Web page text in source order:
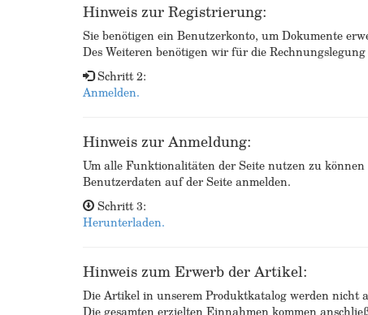
Hinweis zur Registrierung:
Sie benötigen ein Benutzerkonto, um Dokumente
Des Weiteren benötigen wir für die
Schritt 2:
Anmelden.
Hinweis zur Anmeldung:
Um alle Funktionalitäten der Seite nutzen zu
Benutzerdaten auf der Seite anmelden.
Schritt 3:
Herunterladen.
Hinweis zum Erwerb der Artikel:
Die Artikel in unserem Produktkatalog werden nicht
Die gesamten erzielten Einnahmen kommen